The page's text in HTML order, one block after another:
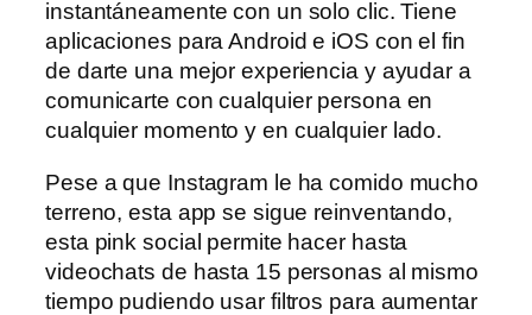
instantáneamente con un solo clic. Tiene
aplicaciones para Android e iOS con el fin
de darte una mejor experiencia y ayudar a
comunicarte con cualquier persona en
cualquier momento y en cualquier lado.
Pese a que Instagram le ha comido mucho
terreno, esta app se sigue reinventando,
esta pink social permite hacer hasta
videochats de hasta 15 personas al mismo
tiempo pudiendo usar filtros para aumentar